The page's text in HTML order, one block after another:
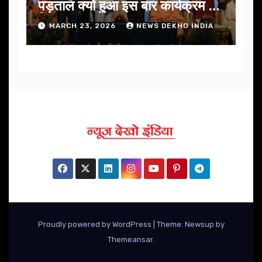
पड़ताल क्यों हुआ इस बार कार्यक्रम में
निखार
MARCH 23, 2026 NEWS DEKHO INDIA
Proudly powered by WordPress
Theme: Newsup by
Themeansar.